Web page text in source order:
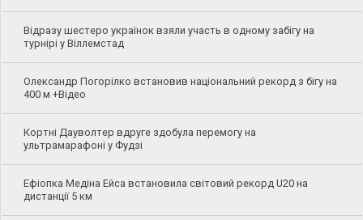
Відразу шестеро українок взяли участь в одному забігу на
турнірі у Віллемстад
Олександр Погорілко встановив національний рекорд з бігу на
400 м +Відео
Кортні Дауволтер вдруге здобула перемогу на
ультрамарафоні у Фудзі
Ефіопка Медіна Ейса встановила світовий рекорд U20 на
дистанції 5 км